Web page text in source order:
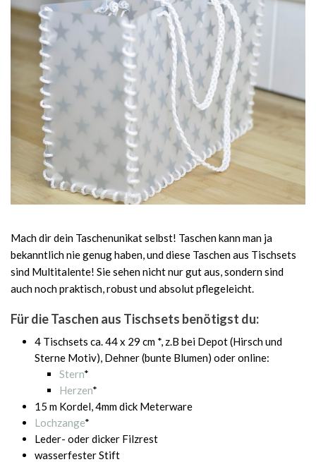
Mach dir dein Taschenunikat selbst! Taschen kann man ja
bekanntlich nie genug haben, und diese Taschen aus Tischsets
sind Multitalente! Sie sehen nicht nur gut aus, sondern sind
auch noch praktisch, robust und absolut pflegeleicht.
Für die Taschen aus Tischsets benötigst du:
4 Tischsets ca. 44 x 29 cm *, z.B bei Depot (Hirsch und
Sterne Motiv), Dehner (bunte Blumen) oder online:
Stern*
Herzen*
15 m Kordel, 4mm dick Meterware
Lochzange*
Leder- oder dicker Filzrest
wasserfester Stift